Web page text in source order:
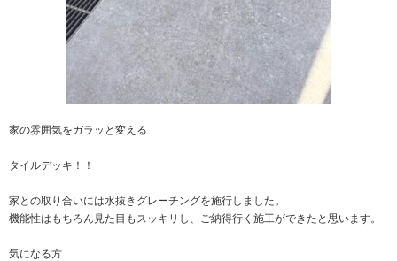
家の雰囲気をガラッと変える
タイルデッキ！！
家との取り合いには水抜きグレーチングを施行しました。
機能性はもちろん見た目もスッキリし、ご納得行く施工ができたと思います。
気になる方